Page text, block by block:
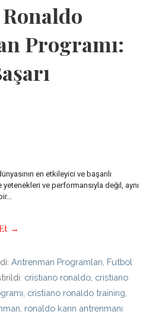
Programı:
en etkileyici ve başarılı
ve performansıyla değil, aynı
→
Antrenman Programları, Futbol
cristiano ronaldo, cristiano
, cristiano ronaldo training,
, ronaldo karın antrenmanı